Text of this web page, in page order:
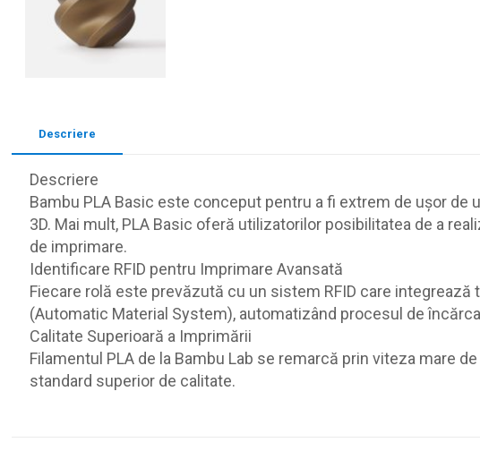
Descriere
Descriere
Bambu PLA Basic este conceput pentru a fi extrem de ușor
3D. Mai mult, PLA Basic oferă utilizatorilor posibilitatea de a
de imprimare.
Identificare RFID pentru Imprimare Avansată
Fiecare rolă este prevăzută cu un sistem RFID care
(Automatic Material System), automatizând procesul de
Calitate Superioară a Imprimării
Filamentul PLA de la Bambu Lab se remarcă prin viteza mare
standard superior de calitate.